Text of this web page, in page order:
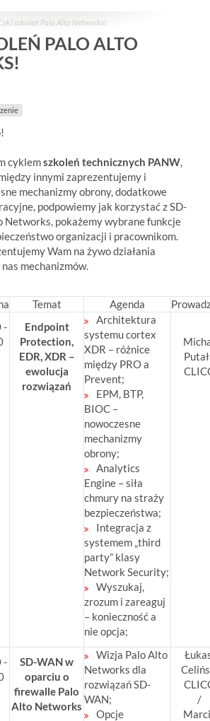
szkoleń Palo Alto Networks!
PALO ALTO
cyklemszkoleń technicznych PANW,
innymi zaprezentujemy i
mechanizmy obrony, dodatkowe
podpowiemy jak korzystać z SD-
Networks, pokażemy wybrane funkcje
organizacji i pracownikom.
Wam na żywo działania
mechanizmów.
Temat Agenda
-
Endpoint
Protection,
EDR, XDR –
ewolucja
rozwiązań
Architektura
systemu cortex
XDR – różnice
między PRO a
Prevent;
EPM, BTP,
BIOC –
nowoczesne
mechanizmy
obrony;
Analytics
Engine – siła
chmury na straży
bezpieczeństwa;
Integracja z
systemem „third
party” klasy
Network Security;
Wyszukaj,
zrozum i zareaguj
– konieczność a
nie opcja;
-
SD-WAN w
oparciu o
firewalle Palo
Alto Networks
Wizja Palo Alto
Networks dla
rozwiązań SD-
WAN;
Opcje
/